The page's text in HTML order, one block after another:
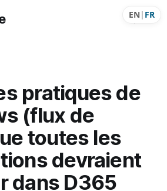
EN | FR
pratiques de
(flux de
toutes les
devraient
dans D365